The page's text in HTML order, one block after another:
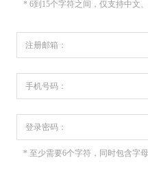
* 6到15个字符之间，仅支持中文
注册邮箱：
手机号码：
登录密码：
* 至少需要6个字符，同时包含字母